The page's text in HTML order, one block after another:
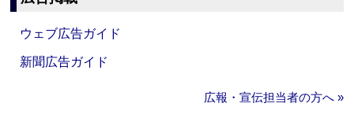
ウェブ広告ガイド
新聞広告ガイド
広報・宣伝担当者の方へ »